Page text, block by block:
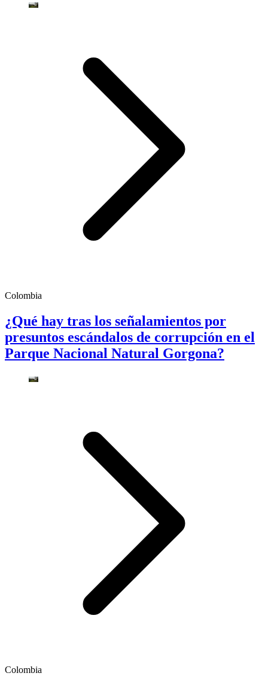
Colombia
¿Qué hay tras los señalamientos por
presuntos escándalos de corrupción en el
Parque Nacional Natural Gorgona?
Colombia